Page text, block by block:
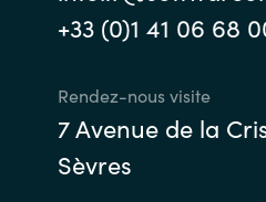
+33 (0)1 41 06 68
Rendez-nous visite
7 Avenue de la
Sèvres